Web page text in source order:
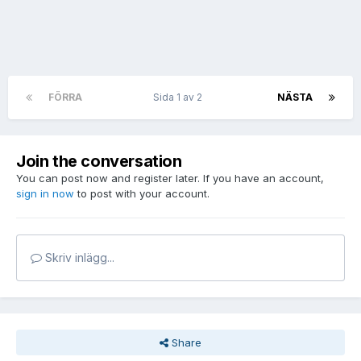
FÖRRA NÄSTA
Sida 1 av 2
Join the conversation
You can post now and register later. If you have an account,
sign in now to post with your account.
Skriv inlägg...
Share